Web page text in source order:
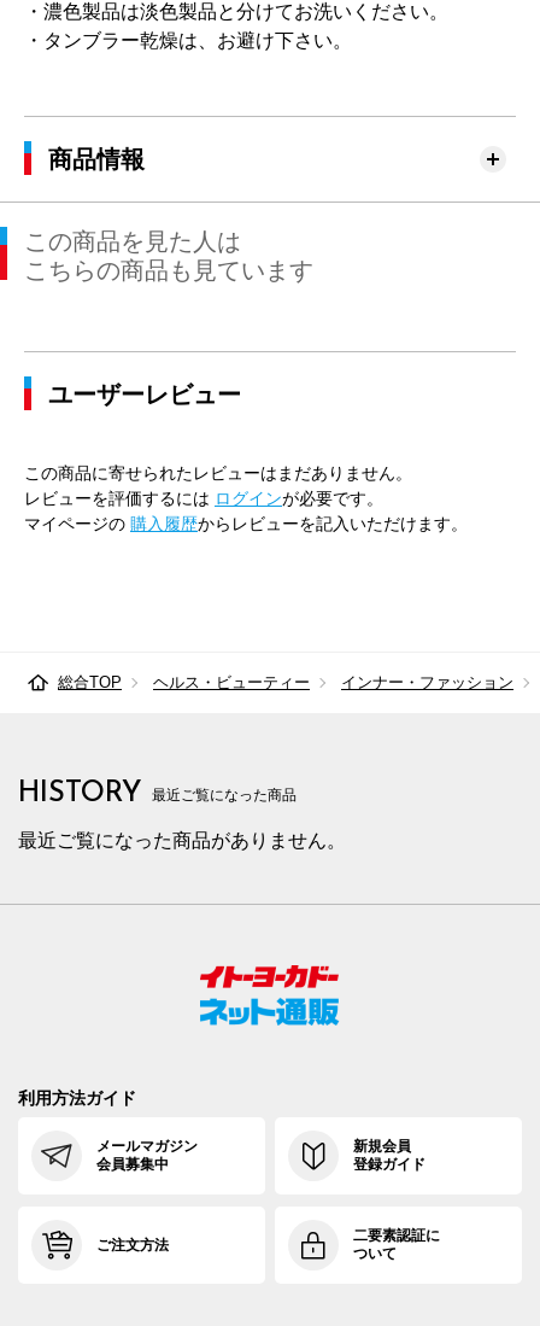
・濃色製品は淡色製品と分けてお洗いください。
・タンブラー乾燥は、お避け下さい。
商品情報
この商品を見た人は
こちらの商品も見ています
ユーザーレビュー
この商品に寄せられたレビューはまだありません。
レビューを評価するには ログインが必要です。
マイページの 購入履歴からレビューを記入いただけます。
総合TOP ヘルス・ビューティー インナー・ファッション
HISTORY 最近ご覧になった商品
最近ご覧になった商品がありません。
利用方法ガイド
メールマガジン
会員募集中
新規会員
登録ガイド
ご注文方法
二要素認証に
ついて